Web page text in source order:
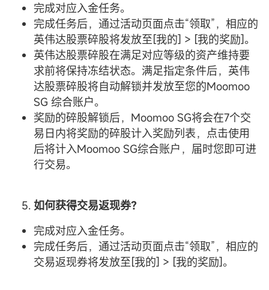
完成对应入金任务。
完成任务后，通过活动页面点击“领取”，相应的
英伟达股票碎股将发放至[我的] > [我的奖励]。
英伟达股票碎股在满足对应等级的资产维持要
求前将保持冻结状态。满足指定条件后，英伟
达股票碎股将自动解锁并发放至您的Moomoo
SG 综合账户。
奖励的碎股解锁后，Moomoo SG将会在7个交
易日内将奖励的碎股计入奖励列表，点击使用
后将计入Moomoo SG综合账户，届时您即可进
行交易。
如何获得交易返现券？
完成对应入金任务。
完成任务后，通过活动页面点击“领取”，相应的
交易返现券将发放至[我的] > [我的奖励]。